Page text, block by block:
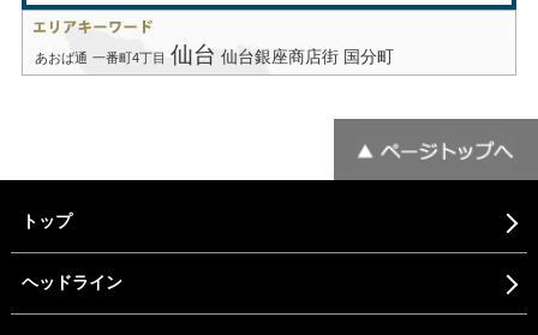
あおば通 一番町4丁目 仙台 仙台銀座商店街 国分町
トップ
ヘッドライン